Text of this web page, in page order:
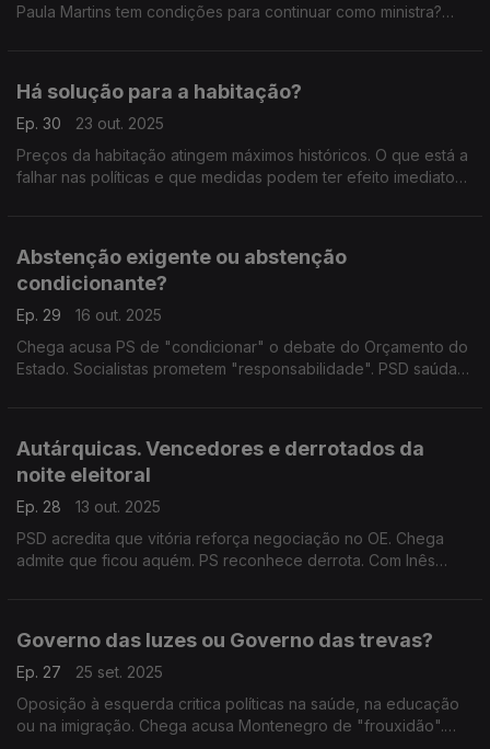
Paula Martins tem condições para continuar como ministra?
Há solução para a habitação?
Ep. 30
23 out. 2025
Preços da habitação atingem máximos históricos. O que está a
falhar nas políticas e que medidas podem ter efeito imediato?
Abstenção exigente ou abstenção
condicionante?
Ep. 29
16 out. 2025
Chega acusa PS de "condicionar" o debate do Orçamento do
Estado. Socialistas prometem "responsabilidade". PSD saúda
Autárquicas. Vencedores e derrotados da
noite eleitoral
Ep. 28
13 out. 2025
PSD acredita que vitória reforça negociação no OE. Chega
admite que ficou aquém. PS reconhece derrota. Com Inês
Governo das luzes ou Governo das trevas?
Ep. 27
25 set. 2025
Oposição à esquerda critica políticas na saúde, na educação
ou na imigração. Chega acusa Montenegro de "frouxidão".